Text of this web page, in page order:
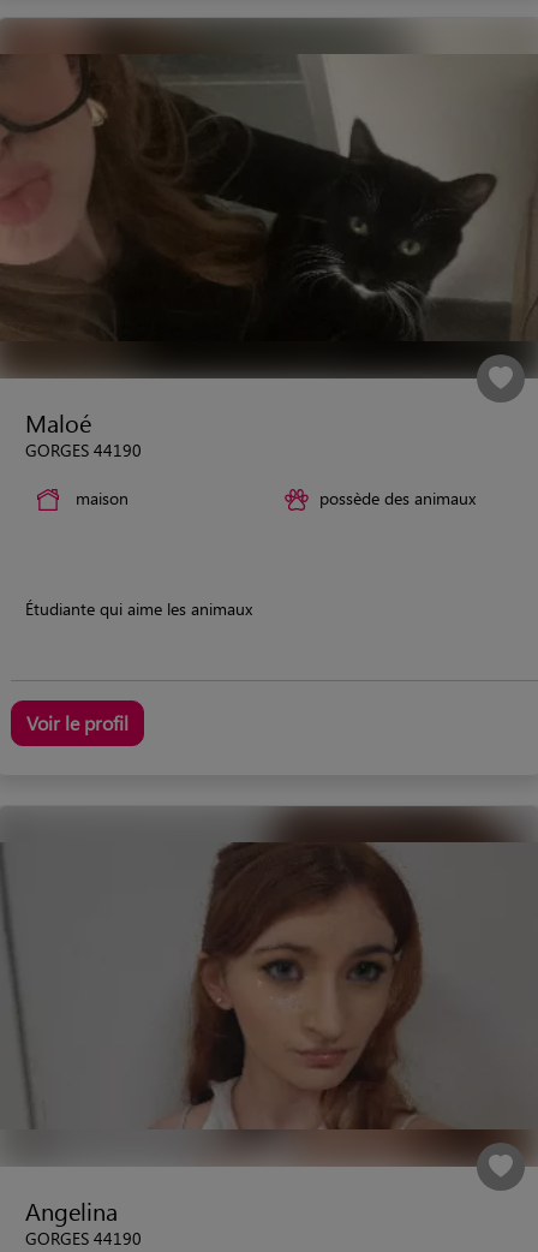
Maloé
GORGES 44190
maison possède des animaux
Étudiante qui aime les animaux
Voir le profil
Angelina
GORGES 44190